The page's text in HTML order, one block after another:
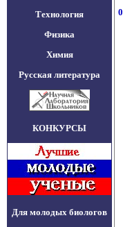
Технология
Физика
Химия
Русская литература
КОНКУРСЫ
Для молодых биологов